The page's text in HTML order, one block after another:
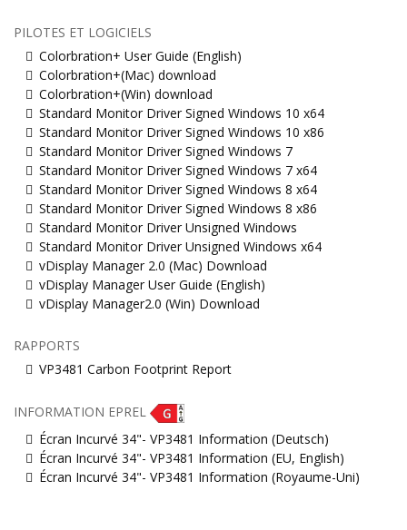
PILOTES ET LOGICIELS
Colorbration+ User Guide (English)
Colorbration+(Mac) download
Colorbration+(Win) download
Standard Monitor Driver Signed Windows 10 x64
Standard Monitor Driver Signed Windows 10 x86
Standard Monitor Driver Signed Windows 7
Standard Monitor Driver Signed Windows 7 x64
Standard Monitor Driver Signed Windows 8 x64
Standard Monitor Driver Signed Windows 8 x86
Standard Monitor Driver Unsigned Windows
Standard Monitor Driver Unsigned Windows x64
vDisplay Manager 2.0 (Mac) Download
vDisplay Manager User Guide (English)
vDisplay Manager2.0 (Win) Download
RAPPORTS
VP3481 Carbon Footprint Report
INFORMATION EPREL
Écran Incurvé 34"- VP3481 Information (Deutsch)
Écran Incurvé 34"- VP3481 Information (EU, English)
Écran Incurvé 34"- VP3481 Information (Royaume-Uni)